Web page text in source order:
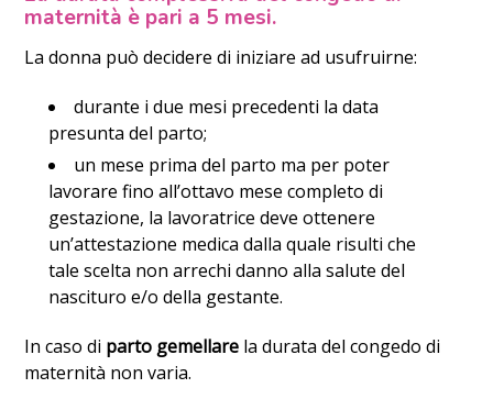
maternità è pari a 5 mesi.
La donna può decidere di iniziare ad usufruirne:
durante i due mesi precedenti la data
presunta del parto;
un mese prima del parto ma per poter
lavorare fino all’ottavo mese completo di
gestazione, la lavoratrice deve ottenere
un’attestazione medica dalla quale risulti che
tale scelta non arrechi danno alla salute del
nascituro e/o della gestante.
In caso di parto gemellare la durata del congedo di
maternità non varia.